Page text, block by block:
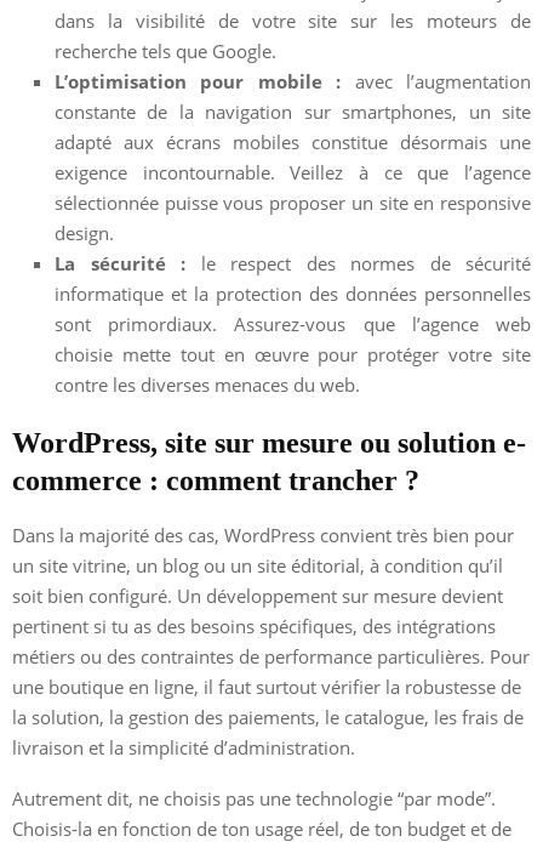
dans la visibilité de votre site sur les moteurs de
recherche tels que Google.
L’optimisation pour mobile : avec l’augmentation
constante de la navigation sur smartphones, un site
adapté aux écrans mobiles constitue désormais une
exigence incontournable. Veillez à ce que l’agence
sélectionnée puisse vous proposer un site en responsive
design.
La sécurité : le respect des normes de sécurité
informatique et la protection des données personnelles
sont primordiaux. Assurez-vous que l’agence web
choisie mette tout en œuvre pour protéger votre site
contre les diverses menaces du web.
WordPress, site sur mesure ou solution e-
commerce : comment trancher ?
Dans la majorité des cas, WordPress convient très bien pour
un site vitrine, un blog ou un site éditorial, à condition qu’il
soit bien configuré. Un développement sur mesure devient
pertinent si tu as des besoins spécifiques, des intégrations
métiers ou des contraintes de performance particulières. Pour
une boutique en ligne, il faut surtout vérifier la robustesse de
la solution, la gestion des paiements, le catalogue, les frais de
livraison et la simplicité d’administration.
Autrement dit, ne choisis pas une technologie “par mode”.
Choisis-la en fonction de ton usage réel, de ton budget et de